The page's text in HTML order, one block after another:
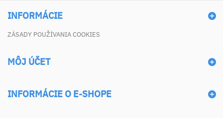
INFORMÁCIE
ZÁSADY POUŽÍVANIA COOKIES
MÔJ ÚČET
INFORMÁCIE O E-SHOPE